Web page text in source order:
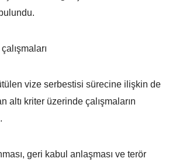
vize serbestisi sürecine ilişkin de
altı kriter üzerinde çalışmaların
geri kabul anlaşması ve terör